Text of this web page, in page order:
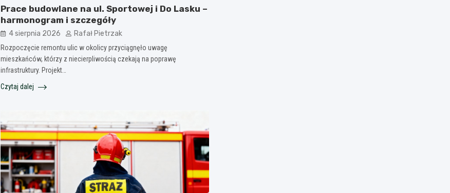
Prace budowlane na ul. Sportowej i Do Lasku –
harmonogram i szczegóły
4 sierpnia 2026 Rafał Pietrzak
Rozpoczęcie remontu ulic w okolicy przyciągnęło uwagę
mieszkańców, którzy z niecierpliwością czekają na poprawę
infrastruktury. Projekt…
Czytaj dalej